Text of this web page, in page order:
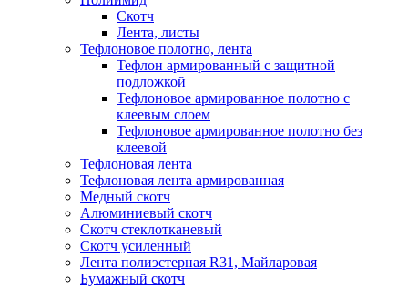
Скотч
Лента, листы
Тефлоновое полотно, лента
Тефлон армированный с защитной
подложкой
Тефлоновое армированное полотно с
клеевым слоем
Тефлоновое армированное полотно без
клеевой
Тефлоновая лента
Тефлоновая лента армированная
Медный скотч
Алюминиевый скотч
Скотч стеклотканевый
Скотч усиленный
Лента полиэстерная R31, Майларовая
Бумажный скотч